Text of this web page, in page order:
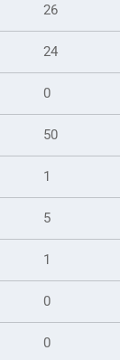
26
24
0
50
1
5
1
0
0